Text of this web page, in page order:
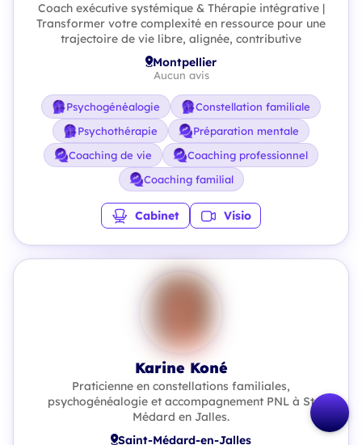
Coach exécutive systémique & Thérapie intégrative |
Transformer votre complexité en ressource pour une
trajectoire de vie libre, alignée, contributive
Montpellier
Aucun avis
Psychogénéalogie
Constellation familiale
Psychothérapie
Préparation mentale
Coaching de vie
Coaching professionnel
Coaching familial
Cabinet Visio
Karine Koné
Praticienne en constellations familiales,
psychogénéalogie et accompagnement PNL à St
Médard en Jalles.
Saint-Médard-en-Jalles